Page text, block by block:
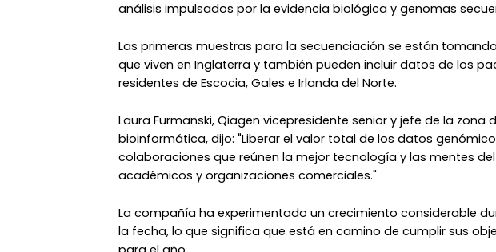
análisis impulsados ​​por la evidencia biológica y genomas
Las primeras muestras para la secuenciación se están
que viven en Inglaterra y también pueden incluir datos de los
residentes de Escocia, Gales e Irlanda del Norte.
Laura Furmanski, Qiagen vicepresidente senior y jefe de la zona
bioinformática, dijo: "Liberar el valor total de los datos
colaboraciones que reúnen la mejor tecnología y las mentes
académicos y organizaciones comerciales."
La compañía ha experimentado un crecimiento considerable
la fecha, lo que significa que está en camino de cumplir sus